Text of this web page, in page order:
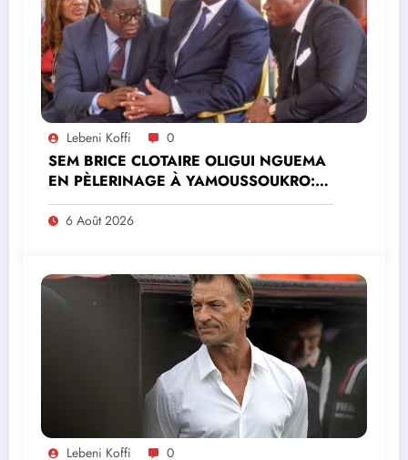
Lebeni Koffi 0
SEM BRICE CLOTAIRE OLIGUI NGUEMA
EN PÈLERINAGE À YAMOUSSOUKRO:LE
MINISTRE PAULIN CLAUDE DANHO
PREND PART À LA CÉRÉMONIE
6 Août 2026
Lebeni Koffi 0